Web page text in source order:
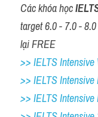
Các khóa học
target 6.0 - 7.0 -
lại FREE
>> IELTS
>> IELTS Intensive
>> IELTS Intensive